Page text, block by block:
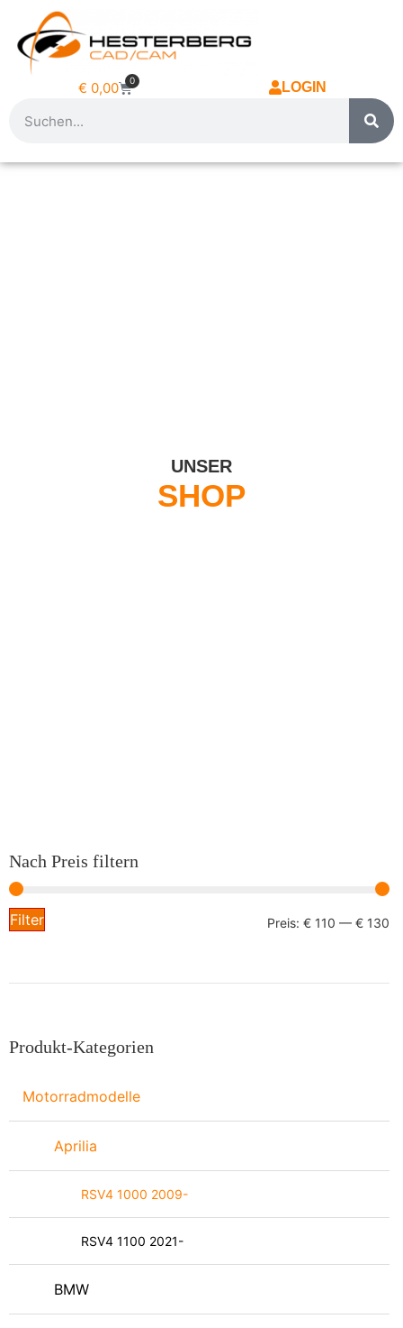
€ 0,00 0 LOGIN
UNSER
SHOP
Nach Preis filtern
Filter Preis: € 110 — € 130
Produkt-Kategorien
Motorradmodelle
Aprilia
RSV4 1000 2009-
RSV4 1100 2021-
BMW